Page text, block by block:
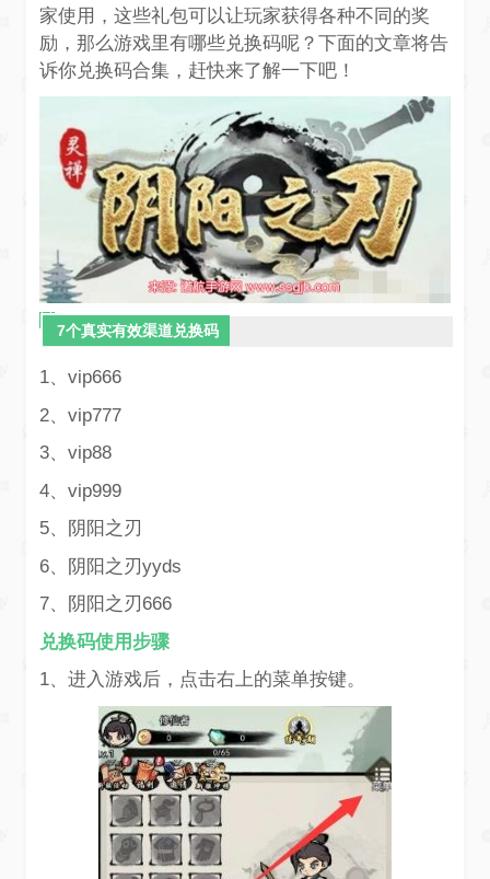
家使用，这些礼包可以让玩家获得各种不同的奖
励，那么游戏里有哪些兑换码呢？下面的文章将告
诉你兑换码合集，赶快来了解一下吧！
阴阳之刃
7个真实有效渠道兑换码
1、vip666
2、vip777
3、vip88
4、vip999
5、阴阳之刃
6、阴阳之刃yyds
7、阴阳之刃666
兑换码使用步骤
1、进入游戏后，点击右上的菜单按键。